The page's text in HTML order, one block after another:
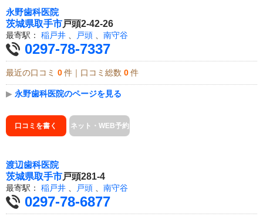
永野歯科医院
茨城県取手市戸頭2-42-26
最寄駅： 稲戸井 戸頭 南守谷
0297-78-7337
最近の口コミ 0 件｜口コミ総数 0 件
▶ 永野歯科医院のページを見る
口コミを書く ネット・WEB予約
渡辺歯科医院
茨城県取手市戸頭281-4
最寄駅： 稲戸井 、 戸頭 、 南守谷
0297-78-6877